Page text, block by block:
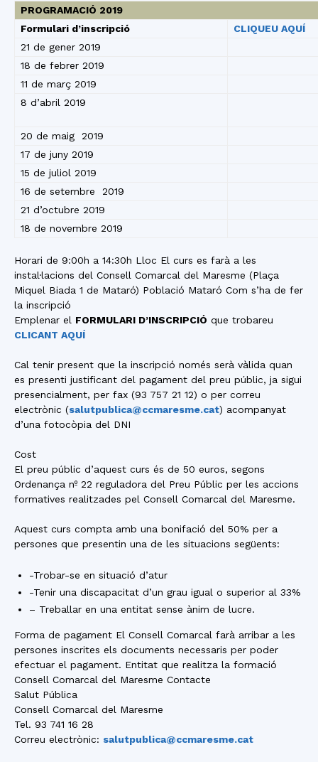
PROGRAMACIÓ 2019
Formulari d’inscripció
CLIQUEU AQUÍ
21 de gener 2019
18 de febrer 2019
11 de març 2019
8 d’abril 2019
20 de maig 2019
17 de juny 2019
15 de juliol 2019
16 de setembre 2019
21 d’octubre 2019
18 de novembre 2019
Horari de 9:00h a 14:30h Lloc El curs es farà a les
instal·lacions del Consell Comarcal del Maresme (Plaça
Miquel Biada 1 de Mataró) Població Mataró Com s’ha de fer
la inscripció
Emplenar el FORMULARI D’INSCRIPCIÓ que trobareu
CLICANT AQUÍ
Cal tenir present que la inscripció només serà vàlida quan
es presenti justificant del pagament del preu públic, ja sigui
presencialment, per fax (93 757 21 12) o per correu
electrònic (salutpublica@ccmaresme.cat) acompanyat
d’una fotocòpia del DNI
Cost
El preu públic d’aquest curs és de 50 euros, segons
Ordenança nº 22 reguladora del Preu Públic per les accions
formatives realitzades pel Consell Comarcal del Maresme.
Aquest curs compta amb una bonifació del 50% per a
persones que presentin una de les situacions següents:
-Trobar-se en situació d’atur
-Tenir una discapacitat d’un grau igual o superior al 33%
– Treballar en una entitat sense ànim de lucre.
Forma de pagament El Consell Comarcal farà arribar a les
persones inscrites els documents necessaris per poder
efectuar el pagament. Entitat que realitza la formació
Consell Comarcal del Maresme Contacte
Salut Pública
Consell Comarcal del Maresme
Tel. 93 741 16 28
Correu electrònic: salutpublica@ccmaresme.cat